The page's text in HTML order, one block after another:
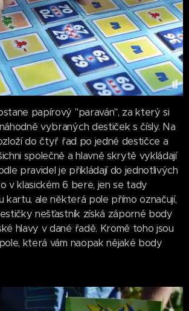
papírový "paraván", za který si
vybraných destiček s čísly. Na
do čtyř řad po jedné destičce a
společně a hlavně skrytě vykládají
pravidel je přikládají do jednotlivých
v klasickém 6 bere, jen se tady
kartu, ale některá pole přímo označují,
nešťastník získá záporné body
hlavy v dané řadě. Kromě toho jsou
která vám naopak nějaké body